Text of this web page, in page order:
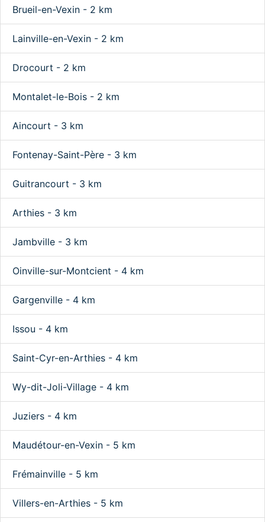
Brueil-en-Vexin - 2 km
Lainville-en-Vexin - 2 km
Drocourt - 2 km
Montalet-le-Bois - 2 km
Aincourt - 3 km
Fontenay-Saint-Père - 3 km
Guitrancourt - 3 km
Arthies - 3 km
Jambville - 3 km
Oinville-sur-Montcient - 4 km
Gargenville - 4 km
Issou - 4 km
Saint-Cyr-en-Arthies - 4 km
Wy-dit-Joli-Village - 4 km
Juziers - 4 km
Maudétour-en-Vexin - 5 km
Frémainville - 5 km
Villers-en-Arthies - 5 km